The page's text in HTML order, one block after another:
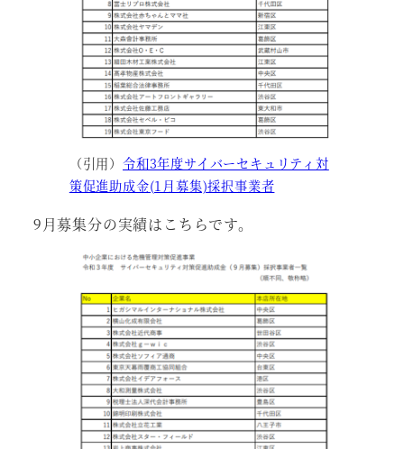
（引用） 令和3年度サイバーセキュリティ対
策促進助成金(1月募集)採択事業者
9月募集分の実績はこちらです。